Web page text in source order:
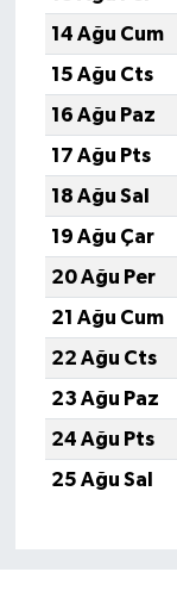
14 Ağu Cum
15 Ağu Cts
16 Ağu Paz
17 Ağu Pts
18 Ağu Sal
19 Ağu Çar
20 Ağu Per
21 Ağu Cum
22 Ağu Cts
23 Ağu Paz
24 Ağu Pts
25 Ağu Sal